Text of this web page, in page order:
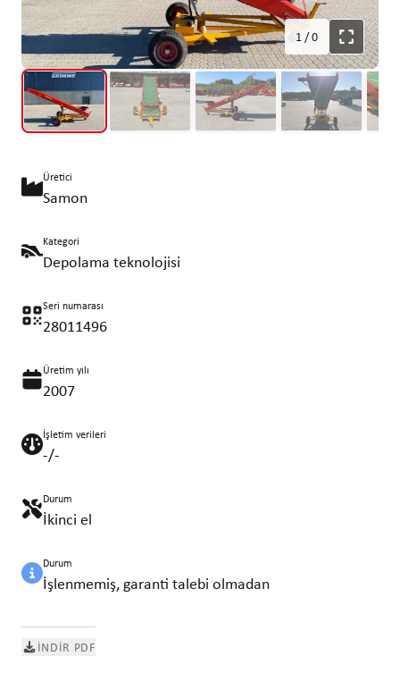
1/0
Üretici
Samon
Kategori
Depolama teknolojisi
Seri numarası
28011496
Üretim yılı
2007
İşletim verileri
-/-
Durum
İkinci el
Durum
İşlenmemiş, garanti talebi olmadan
İNDIR PDF